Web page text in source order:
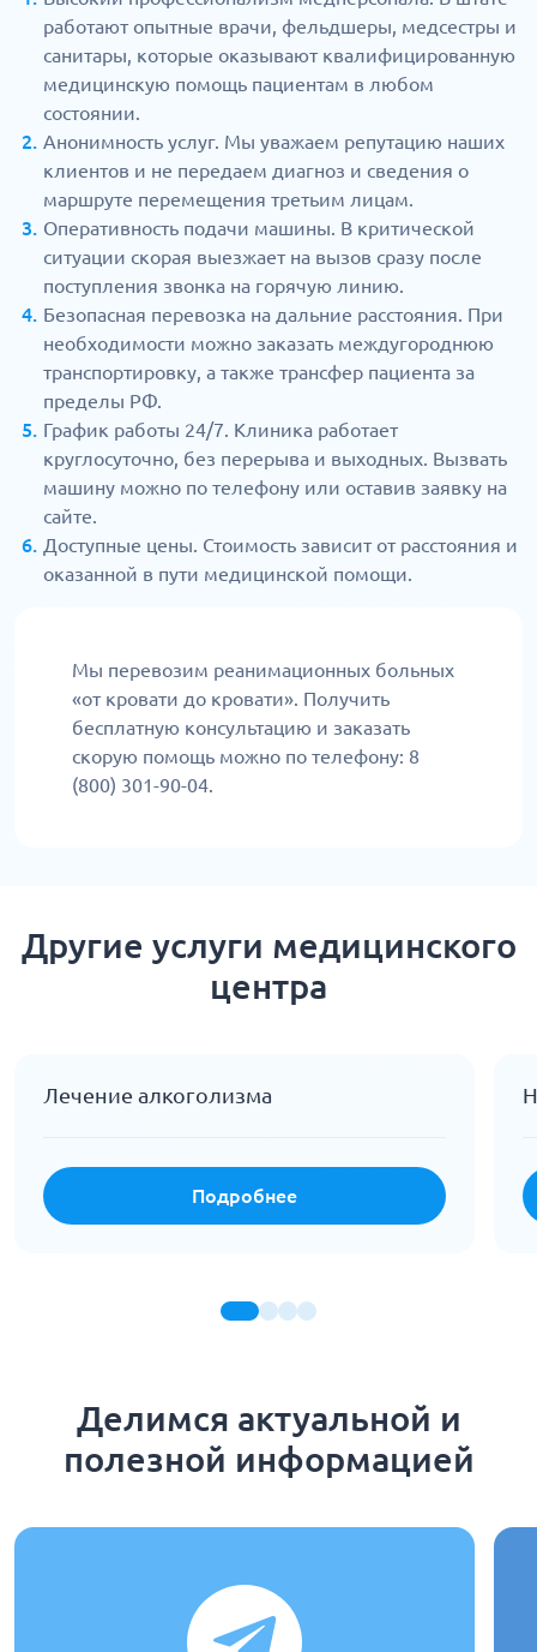
работают опытные врачи, фельдшеры, медсестры и
санитары, которые оказывают квалифицированную
медицинскую помощь пациентам в любом
состоянии.
Анонимность услуг. Мы уважаем репутацию наших
клиентов и не передаем диагноз и сведения о
маршруте перемещения третьим лицам.
Оперативность подачи машины. В критической
ситуации скорая выезжает на вызов сразу после
поступления звонка на горячую линию.
Безопасная перевозка на дальние расстояния. При
необходимости можно заказать междугороднюю
транспортировку, а также трансфер пациента за
пределы РФ.
График работы 24/7. Клиника работает
круглосуточно, без перерыва и выходных. Вызвать
машину можно по телефону или оставив заявку на
сайте.
Доступные цены. Стоимость зависит от расстояния и
оказанной в пути медицинской помощи.
Мы перевозим реанимационных больных
«от кровати до кровати». Получить
бесплатную консультацию и заказать
скорую помощь можно по телефону: 8
(800) 301-90-04.
Другие услуги медицинского
центра
Лечение алкоголизма
Подробнее
Делимся актуальной и
полезной информацией